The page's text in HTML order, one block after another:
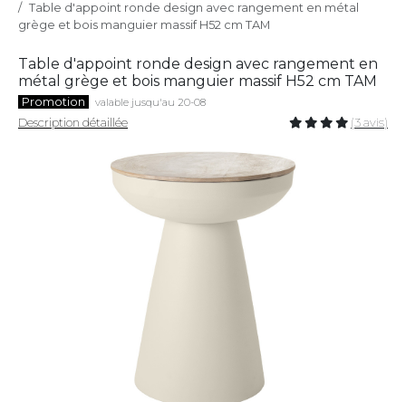
Table d'appoint ronde design avec rangement en métal
grège et bois manguier massif H52 cm TAM
Table d'appoint ronde design avec rangement en
métal grège et bois manguier massif H52 cm TAM
Promotion valable jusqu'au 20-08
Description détaillée (3 avis)